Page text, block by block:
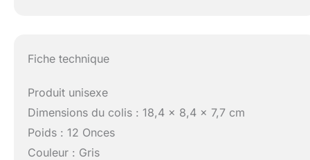
Fiche technique
Produit unisexe
Dimensions du colis : 18,4 x 8,4 x 7,7 cm
Poids : 12 Onces
Couleur : Gris